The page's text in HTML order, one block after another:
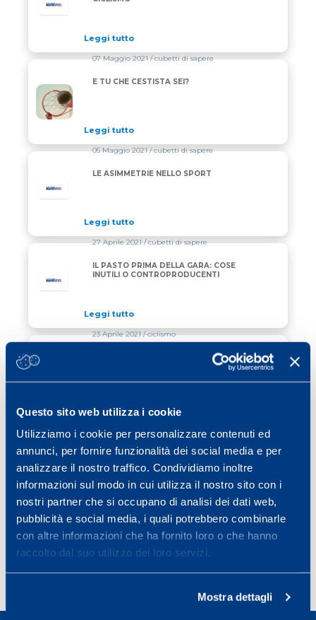
Questo sito web utilizza i cookie
Utilizziamo i cookie per personalizzare contenuti ed
annunci, per fornire funzionalità dei social media e per
analizzare il nostro traffico. Condividiamo inoltre
informazioni sul modo in cui utilizza il nostro sito con i
nostri partner che si occupano di analisi dei dati web,
pubblicità e social media, i quali potrebbero combinarle
con altre informazioni che ha fornito loro o che hanno
raccolto dal suo utilizzo dei loro servizi.
Mostra dettagli
Leggi tutto
E TU CHE CESTISTA SEI?
07 Maggio 2021/ cubetti di sapere
E TU CHE CESTISTA SEI?
Leggi tutto
05 Maggio 2021/ cubetti di sapere
LE ASIMMETRIE NELLO SPORT
Leggi tutto
27 Aprile 2021/ cubetti di sapere
IL PASTO PRIMA DELLA GARA: COSE
INUTILI O CONTROPRODUCENTI
Leggi tutto
23 Aprile 2021/ ciclismo
QUANTO A LUNGO PUO’ DURARE LO
Leggi tutto
DOLORE AL GINOCCHIO E POSIZIONE IN
Leggi tutto
Previous page
Page Page Page
6 Page